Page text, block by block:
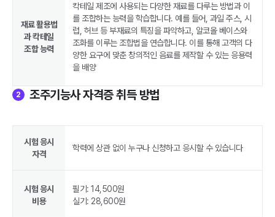
재료 활용법
과 칵테일
조합 능력
칵테일 제조에 사용되는 다양한 재료를 다루는 방법과 이
를 조합하는 능력을 학습합니다. 예를 들어, 과일 주스, 시
럽, 허브 등 부재료의 특징을 파악하고, 알코올 베이스와
조화를 이루는 조합법을 연습합니다. 이를 통해 고객의 다
양한 요구에 맞춘 창의적인 음료를 제작할 수 있는 응용력
을 배양
2 조주기능사 자격증 취득 방법
시험 응시
자격
학력에 상관 없이 누구나 신청하고 응시할 수 있습니다
시험 응시
비용
필기: 14,500원
실기: 28,600원